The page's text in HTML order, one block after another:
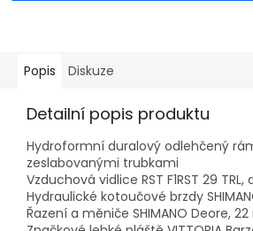
Popis Diskuze
Detailní popis produktu
Hydroformní duralový odlehčený
zeslabovanými trubkami
Vzduchová vidlice RST F1RST 29
Hydraulické kotoučové brzdy
Řazení a měniče SHIMANO Deore,